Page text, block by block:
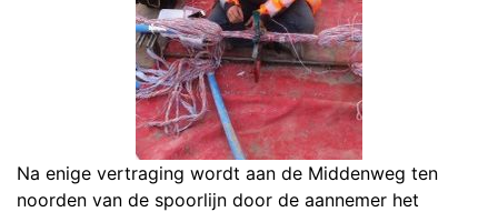
Na enige vertraging wordt aan de Middenweg ten
noorden van de spoorlijn door de aannemer het